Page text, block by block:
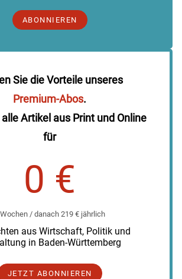
ABONNIEREN
Sie die Vorteile unseres
Premium-Abos.
Artikel aus Print und Online
für
0 €
/ danach 219 € jährlich
aus Wirtschaft, Politik und
in Baden-Württemberg
JETZT ABONNIEREN